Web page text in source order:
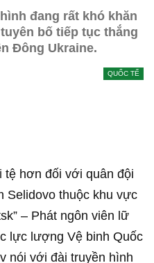
đang rất khó khăn
bố tiếp tục thắng
Đông Ukraine.
QUỐC TẾ
tệ hơn đối với quân đội
Selidovo thuộc khu vực
– Phát ngôn viên lữ
lực lượng Vệ binh Quốc
nói với đài truyền hình